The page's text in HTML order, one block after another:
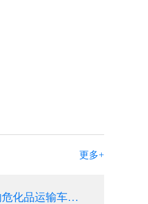
更多+
二氧化氯杀菌剂物流好运输吗？需要专业的危化品运输车辆吗？